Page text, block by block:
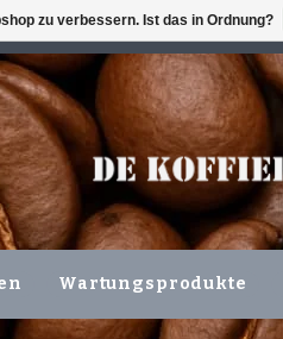
VOLGENDE WERKDAG !!!
Wartungsprodukte
zu verbessern. Ist das in Ordnung?